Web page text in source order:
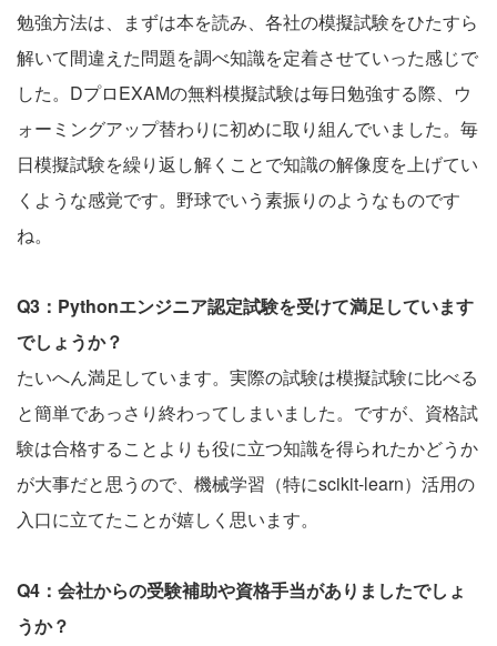
勉強方法は、まずは本を読み、各社の模擬試験をひたすら
解いて間違えた問題を調べ知識を定着させていった感じで
した。DプロEXAMの無料模擬試験は毎日勉強する際、ウ
ォーミングアップ替わりに初めに取り組んでいました。毎
日模擬試験を繰り返し解くことで知識の解像度を上げてい
くような感覚です。野球でいう素振りのようなものです
ね。
Q3：Pythonエンジニア認定試験を受けて満足しています
でしょうか？
たいへん満足しています。実際の試験は模擬試験に比べる
と簡単であっさり終わってしまいました。ですが、資格試
験は合格することよりも役に立つ知識を得られたかどうか
が大事だと思うので、機械学習（特にscikit-learn）活用の
入口に立てたことが嬉しく思います。
Q4：会社からの受験補助や資格手当がありましたでしょ
うか？